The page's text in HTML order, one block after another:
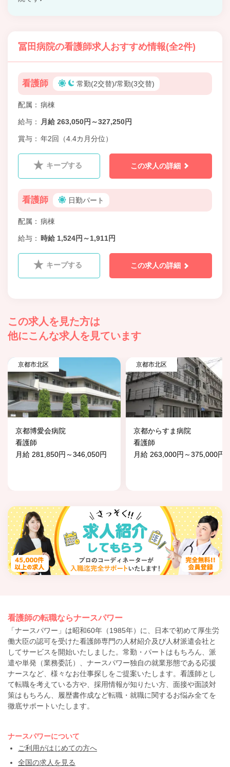
冨田病院の看護師求人おすすめ情報(全2件)
看護師 常勤(2交替)/常勤(3交替)
配属 病棟
給与 月給 263,050円～327,250円
賞与 年2回（4.4カ月分位）
キープする この求人の詳細
看護師 日勤パート
配属 病棟
給与 時給 1,524円～1,911円
キープする この求人の詳細
この求人を見た方は
他にこんな求人を見ています
京都市北区
京都博愛会病院
看護師
月給 281,850円～346,050円
京都市北区
京都からすま病院
看護師
月給 263,000円～375,000円
看護師の転職ならナースパワー
「ナースパワー」は昭和60年（1985年）に、日本で初めて厚生労
働大臣の認可を受けた看護師専門の人材紹介及び人材派遣会社と
してサービスを開始いたしました。常勤・パートはもちろん、派
遣や単発（業務委託）、ナースパワー独自の就業形態である応援
ナースなど、様々なお仕事探しをご提案いたします。看護師とし
て転職を考えている方や、採用情報が知りたい方、面接や面談対
策はもちろん、履歴書作成など転職・就職に関するお悩み全てを
徹底サポートいたします。
ナースパワーについて
ご利用がはじめての方へ
全国の求人を見る